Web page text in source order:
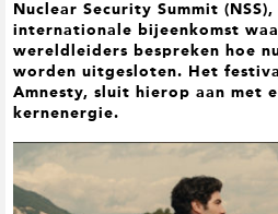
o
o
f
d
n
a
f
d
i
n
h
o
o
e
t
t
e
k
Nuclear Security Summit
internationale bijeenkomst
wereldleiders bespreken hoe
worden uitgesloten. Het
Amnesty, sluit hierop aan met
kernenergie.